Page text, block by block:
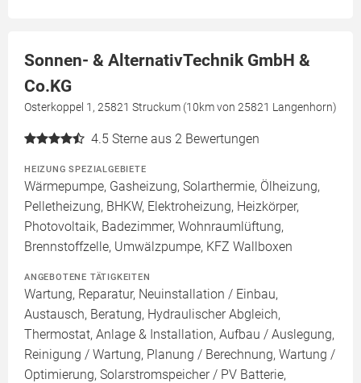
Sonnen- & AlternativTechnik GmbH &
Co.KG
Osterkoppel 1, 25821 Struckum (10km von 25821 Langenhorn)
4.5 Sterne aus 2 Bewertungen
HEIZUNG SPEZIALGEBIETE
Wärmepumpe, Gasheizung, Solarthermie, Ölheizung,
Pelletheizung, BHKW, Elektroheizung, Heizkörper,
Photovoltaik, Badezimmer, Wohnraumlüftung,
Brennstoffzelle, Umwälzpumpe, KFZ Wallboxen
ANGEBOTENE TÄTIGKEITEN
Wartung, Reparatur, Neuinstallation / Einbau,
Austausch, Beratung, Hydraulischer Abgleich,
Thermostat, Anlage & Installation, Aufbau / Auslegung,
Reinigung / Wartung, Planung / Berechnung, Wartung /
Optimierung, Solarstromspeicher / PV Batterie,